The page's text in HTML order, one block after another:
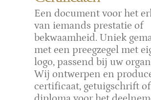
Een document voor het
van iemands prestatie of
bekwaamheid. Uniek
met een preegzegel met
logo, passend bij uw
Wij ontwerpen en
certificaat, getuigschrift of